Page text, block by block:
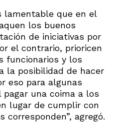
lamentable que en el
los buenos
de iniciativas por
el contrario, prioricen
funcionarios y los
la posibilidad de hacer
eso para algunas
una coima a los
lugar de cumplir con
corresponden”, agregó.